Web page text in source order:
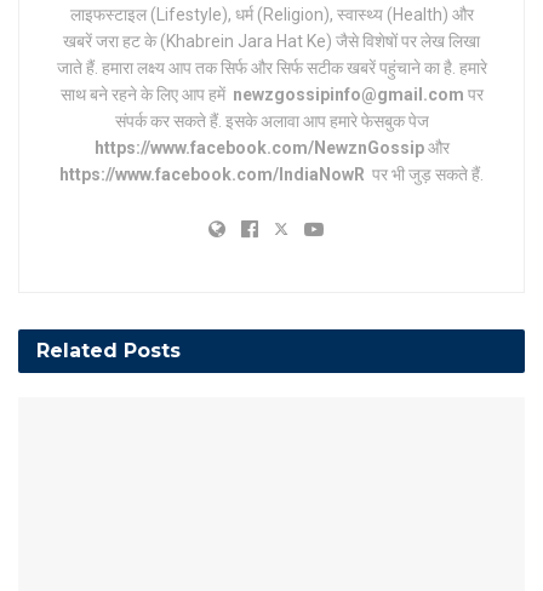
लाइफस्टाइल (Lifestyle), धर्म (Religion), स्वास्थ्य (Health) और
खबरें जरा हट के (Khabrein Jara Hat Ke) जैसे विशेषों पर लेख लिखा
जाते हैं. हमारा लक्ष्य आप तक सिर्फ और सिर्फ सटीक खबरें पहुंचाने का है. हमारे
साथ बने रहने के लिए आप हमें newzgossipinfo@gmail.com पर
संपर्क कर सकते हैं. इसके अलावा आप हमारे फेसबुक पेज
https://www.facebook.com/NewznGossipऔर
https://www.facebook.com/IndiaNowR पर भी जुड़ सकते हैं.
Related Posts